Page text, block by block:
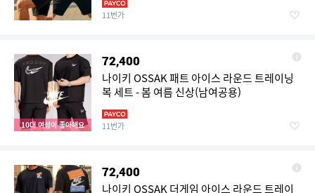
11번가
10대 여성이 좋아해요
72,400
나이키 OSSAK 패트 아이스 라운드 트레이닝
복 세트 - 봄 여름 신상(남여공용)
11번가
72,400
나이키 OSSAK 더게임 아이스 라운드 트레이